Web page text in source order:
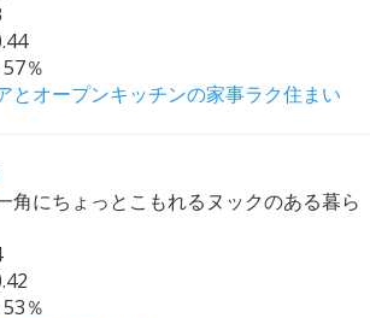
57％
とオープンキッチンの家事ラク住まい
53％